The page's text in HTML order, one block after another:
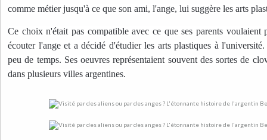
comme métier jusqu'à ce que son ami, l'ange, lui suggère les arts
Ce choix n'était pas compatible avec ce que ses parents
écouter l'ange et a décidé d'étudier les arts plastiques à
peu de temps. Ses oeuvres représentaient souvent des sortes de
dans plusieurs villes argentines.